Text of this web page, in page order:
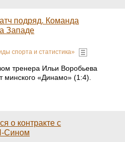
подряд. Команда
Западе
спорта и статистика»
тренера Ильи Воробьева
минского «Динамо» (1:4).
о контракте с
Сином